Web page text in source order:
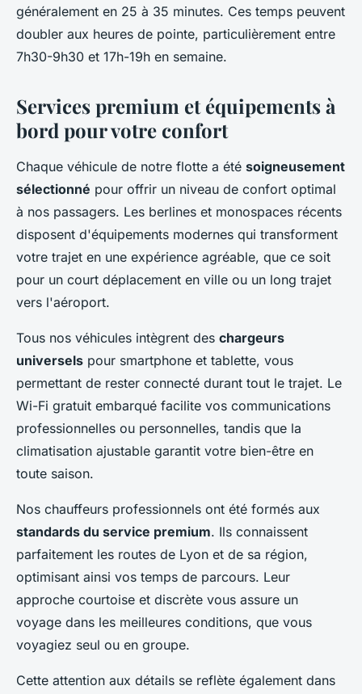
généralement en 25 à 35 minutes. Ces temps peuvent
doubler aux heures de pointe, particulièrement entre
7h30-9h30 et 17h-19h en semaine.
Services premium et équipements à
bord pour votre confort
Chaque véhicule de notre flotte a été soigneusement
sélectionné pour offrir un niveau de confort optimal
à nos passagers. Les berlines et monospaces récents
disposent d'équipements modernes qui transforment
votre trajet en une expérience agréable, que ce soit
pour un court déplacement en ville ou un long trajet
vers l'aéroport.
Tous nos véhicules intègrent des chargeurs
universels pour smartphone et tablette, vous
permettant de rester connecté durant tout le trajet. Le
Wi-Fi gratuit embarqué facilite vos communications
professionnelles ou personnelles, tandis que la
climatisation ajustable garantit votre bien-être en
toute saison.
Nos chauffeurs professionnels ont été formés aux
standards du service premium. Ils connaissent
parfaitement les routes de Lyon et de sa région,
optimisant ainsi vos temps de parcours. Leur
approche courtoise et discrète vous assure un
voyage dans les meilleures conditions, que vous
voyagiez seul ou en groupe.
Cette attention aux détails se reflète également dans